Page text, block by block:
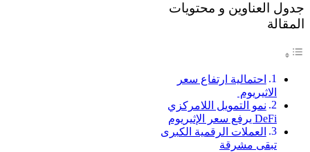
جدول العناوين و محتويات
المقالة
احتمالية ارتفاع سعر
الاثيريوم
نمو التمويل اللامركزي
DeFi يرفع سعر الإثيريوم
العملات الرقمية الكبرى
تبقى مشرقة